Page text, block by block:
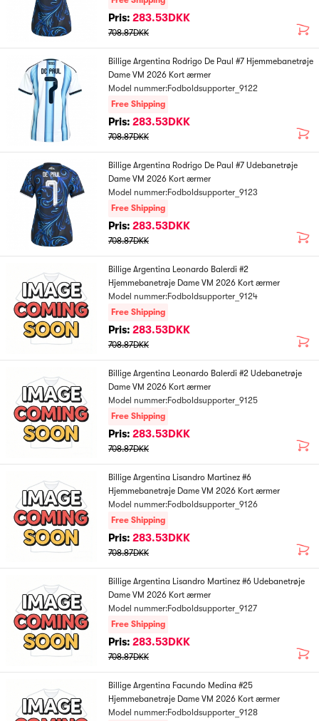
Pris: 283.53DKK
708.87DKK
Billige Argentina Rodrigo De Paul #7 Hjemmebanetrøje
Dame VM 2026 Kort ærmer
Model nummer:Fodboldsupporter_9122
Free Shipping
Pris: 283.53DKK
708.87DKK
Billige Argentina Rodrigo De Paul #7 Udebanetrøje
Dame VM 2026 Kort ærmer
Model nummer:Fodboldsupporter_9123
Free Shipping
Pris: 283.53DKK
708.87DKK
Billige Argentina Leonardo Balerdi #2
Hjemmebanetrøje Dame VM 2026 Kort ærmer
Model nummer:Fodboldsupporter_9124
Free Shipping
Pris: 283.53DKK
708.87DKK
Billige Argentina Leonardo Balerdi #2 Udebanetrøje
Dame VM 2026 Kort ærmer
Model nummer:Fodboldsupporter_9125
Free Shipping
Pris: 283.53DKK
708.87DKK
Billige Argentina Lisandro Martinez #6
Hjemmebanetrøje Dame VM 2026 Kort ærmer
Model nummer:Fodboldsupporter_9126
Free Shipping
Pris: 283.53DKK
708.87DKK
Billige Argentina Lisandro Martinez #6 Udebanetrøje
Dame VM 2026 Kort ærmer
Model nummer:Fodboldsupporter_9127
Free Shipping
Pris: 283.53DKK
708.87DKK
Billige Argentina Facundo Medina #25
Hjemmebanetrøje Dame VM 2026 Kort ærmer
Model nummer:Fodboldsupporter_9128